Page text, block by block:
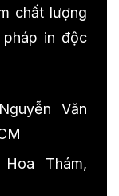
chất lượng
in độc
Văn
Thám,